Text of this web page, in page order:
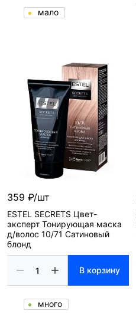
мало
359 ₽/шт
ESTEL SECRETS Цвет-
эксперт Тонирующая маска
д/волос 10/71 Сатиновый
блонд
В корзину
много